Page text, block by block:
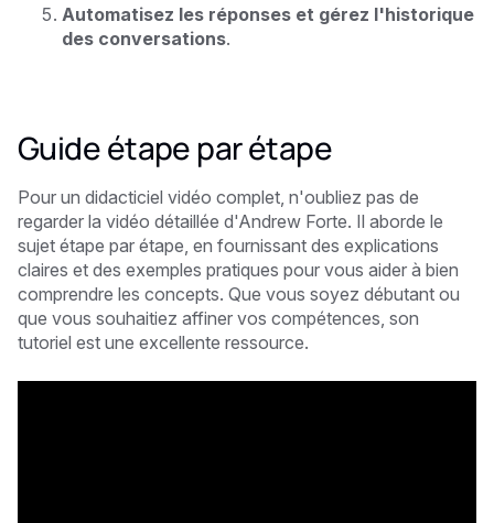
Automatisez les réponses et gérez l'historique
des conversations.
Guide étape par étape
Pour un didacticiel vidéo complet, n'oubliez pas de
regarder la vidéo détaillée d'Andrew Forte. Il aborde le
sujet étape par étape, en fournissant des explications
claires et des exemples pratiques pour vous aider à bien
comprendre les concepts. Que vous soyez débutant ou
que vous souhaitiez affiner vos compétences, son
tutoriel est une excellente ressource.